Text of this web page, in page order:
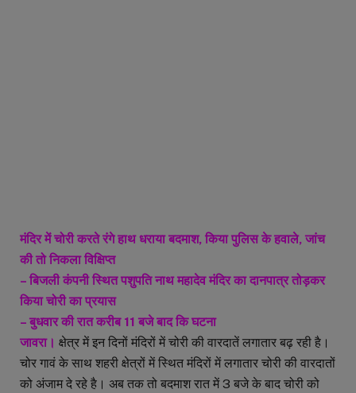
मंदिर में चोरी करते रंगे हाथ धराया बदमाश, किया पुलिस के हवाले, जांच
की तो निकला विक्षिप्त
– बिजली कंपनी स्थित पशुपति नाथ महादेव मंदिर का दानपात्र तोड़कर
किया चोरी का प्रयास
– बुधवार की रात करीब 11 बजे बाद कि घटना
जावरा। क्षेत्र में इन दिनों मंदिरों में चोरी की वारदातें लगातार बढ़ रही है।
चोर गावं के साथ शहरी क्षेत्रों में स्थित मंदिरों में लगातार चोरी की वारदातों
को अंजाम दे रहे है। अब तक तो बदमाश रात में 3 बजे के बाद चोरी को